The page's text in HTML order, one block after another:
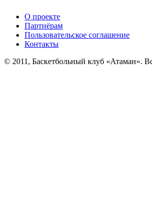
О проекте
Партнёрам
Пользовательское соглашение
Контакты
© 2011, Баскетбольный клуб «Атаман».